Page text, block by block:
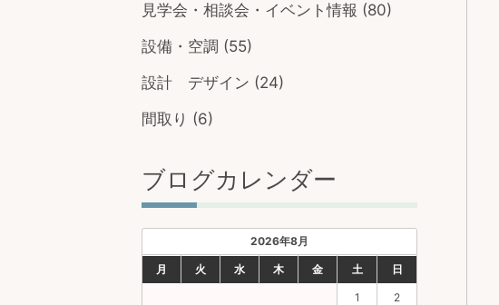
見学会・相談会・イベント情報 (80)
設備・空調 (55)
設計 デザイン (24)
間取り (6)
ブログカレンダー
2026年8月
月 火 水 木 金 土 日
1 2